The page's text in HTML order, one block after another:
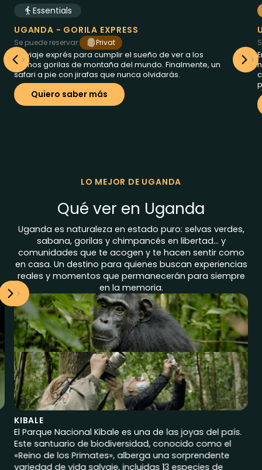
des de1479€
5dias aUganda
Essentials
UGANDA - GORILA EXPRESS
Se puede reservar:
Privat
Un viaje exprés para cumplir el sueño de ver a los
últimos gorilas de montaña del mundo. Finalmente, un
safari a pie con jirafas que nunca olvidarás.
Quiero saber más
LO MEJOR DE UGANDA
Qué ver en Uganda
Uganda es naturaleza en estado puro: selvas verdes,
sabana, gorilas y chimpancés en libertad… y
comunidades que te acogen y te hacen sentir como
en casa. Un destino para quienes buscan experiencias
reales y momentos que permanecerán para siempre
en la memoria.
KIBALE
El Parque Nacional Kibale es una de las joyas del país.
Este santuario de biodiversidad, conocido como el
«Reino de los Primates», alberga una sorprendente
variedad de vida salvaje, incluidas 13 especies de